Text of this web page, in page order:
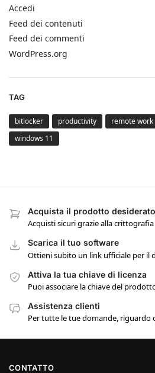
Accedi
Feed dei contenuti
Feed dei commenti
WordPress.org
TAG
bitlocker productivity remote work
windows 11
Acquista il prodotto desiderato
Acquisti sicuri grazie alla crittografia
Scarica il tuo software
Ottieni subito un link ufficiale per il
Attiva la tua chiave di licenza
Puoi associare la chiave del
Assistenza clienti
Per tutte le tue domande, riguardo
CONTATTO